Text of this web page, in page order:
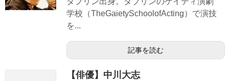
学校（TheGaietySchoolofActing）で演技
を...
記事を読む
【俳優】中川大志